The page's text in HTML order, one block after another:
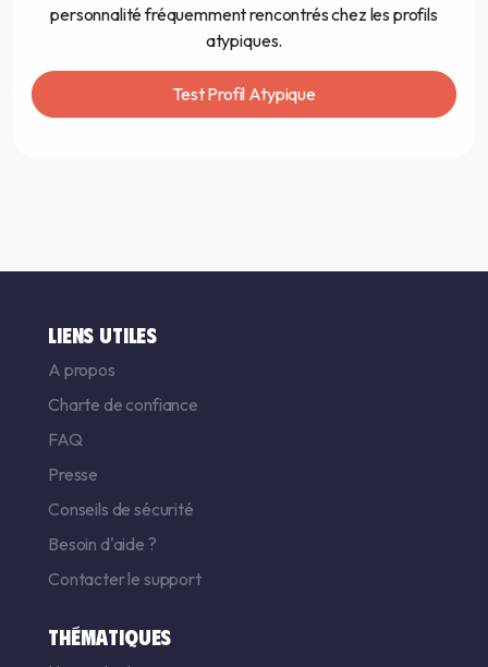
personnalité fréquemment rencontrés chez les profils
atypiques.
Test Profil Atypique
LIENS UTILES
A propos
Charte de confiance
FAQ
Presse
Conseils de sécurité
Besoin d'aide ?
Contacter le support
THÉMATIQUES